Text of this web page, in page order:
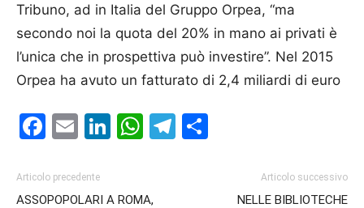
Tribuno, ad in Italia del Gruppo Orpea, “ma
secondo noi la quota del 20% in mano ai privati è
l’unica che in prospettiva può investire”. Nel 2015
Orpea ha avuto un fatturato di 2,4 miliardi di euro
Facebook
EmailLinkedIn
WhatsApp
Telegram
Articolo precedente
ASSOPOPOLARI A ROMA,
Articolo successivo
NELLE BIBLIOTECHE